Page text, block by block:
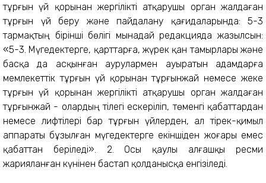
тұрғын үй қорынан жергілікті атқарушы орган жалдаған
тұрғын үй беру және пайдалану қағидаларында: 5-3
тармақтың бірінші бөлігі мынадай редакцияда жазылсын:
«5-3. Мүгедектерге, қарттарға, жүрек қан тамырлары және
басқа да асқынған аурулармен ауыратын адамдарға
мемлекеттік тұрғын үй қорынан тұрғынжай немесе жеке
тұрғын үй қорынан жергілікті атқарушы орган жалдаған
тұрғынжай - олардың тілегі ескеріліп, төменгі қабаттардан
немесе лифтілері бар тұрғын үйлерден, ал тірек-қимыл
аппараты бұзылған мүгедектерге екіншіден жоғары емес
қабаттан беріледі». 2. Осы қаулы алғашқы ресми
жарияланған күнінен бастап қолданысқа енгізіледі.